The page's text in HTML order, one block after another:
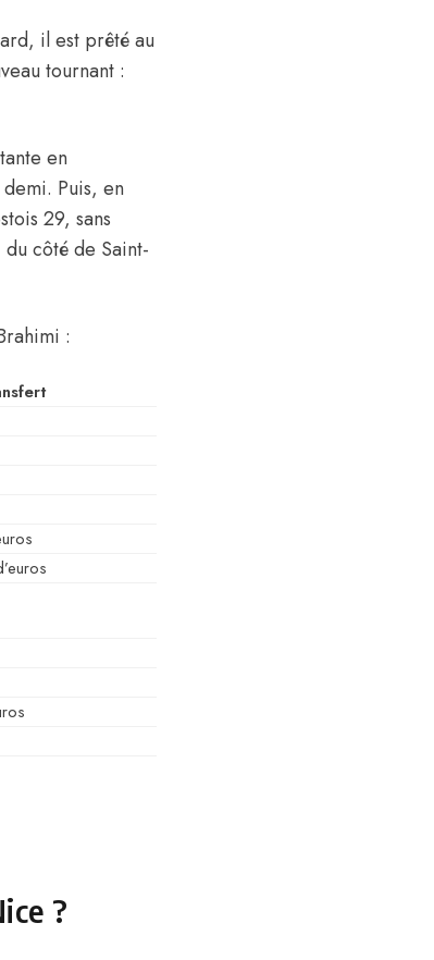
il est prêté au
tournant :
en
Puis, en
29, sans
côté de Saint-
:
?